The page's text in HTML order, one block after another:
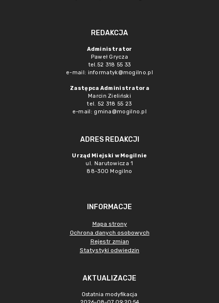
REDAKCJA
Administrator
Paweł Grycza
tel.52 318 55 33
e-mail: informatyk@mogilno.pl
Zastępca Administratora
Marcin Zieliński
tel. 52 318 55 23
e-mail: gmina@mogilno.pl
ADRES REDAKCJI
Urząd Miejski w Mogilnie
ul. Narutowicza 1
88-300 Mogilno
INFORMACJE
Mapa strony
Ochrona danych osobowych
Rejestr zmian
Statystyki odwiedzin
AKTUALIZACJE
Ostatnia modyfikacja